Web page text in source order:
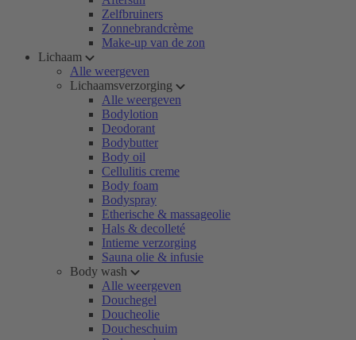
Zelfbruiners
Zonnebrandcrème
Make-up van de zon
Lichaam
Alle weergeven
Lichaamsverzorging
Alle weergeven
Bodylotion
Deodorant
Bodybutter
Body oil
Cellulitis creme
Body foam
Bodyspray
Etherische & massageolie
Hals & decolleté
Intieme verzorging
Sauna olie & infusie
Body wash
Alle weergeven
Douchegel
Doucheolie
Doucheschuim